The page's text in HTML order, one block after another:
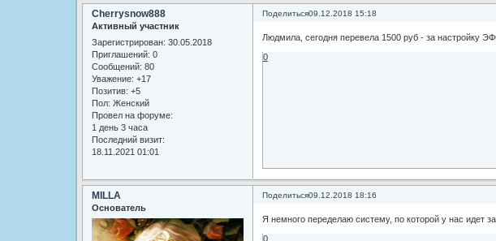
Поделиться09.12.2018 15:18
Cherrysnow888
Активный участник
Зарегистрирован: 30.05.2018
Приглашений: 0
Сообщений: 80
Уважение: +17
Позитив: +5
Пол: Женский
Провел на форуме:
1 день 3 часа
Последний визит:
18.11.2021 01:01
Людмила, сегодня перевела 1500 руб - за настройку
0
Поделиться09.12.2018 18:16
MILLA
Основатель
Я немного переделаю систему, по которой у нас идет
0